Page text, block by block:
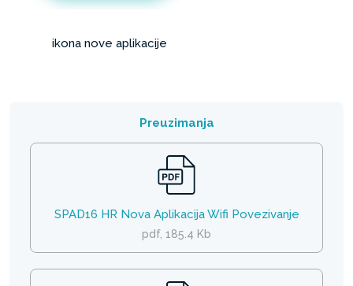
ikona nove aplikacije
Preuzimanja
SPAD16 HR Nova Aplikacija Wifi Povezivanje
pdf, 185.4 Kb